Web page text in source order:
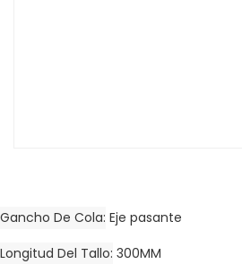
Gancho De Cola Eje pasante
Longitud Del Tallo 300MM